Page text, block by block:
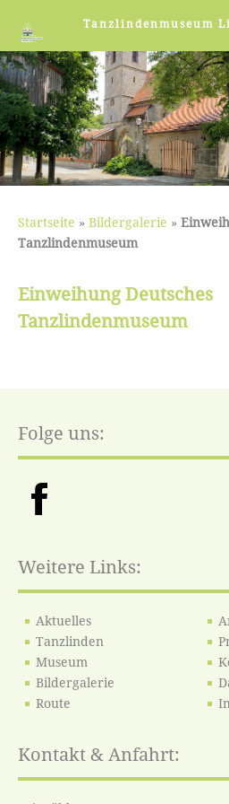
Tanzlindenmuseum
Startseite » Bildergalerie »
Tanzlindenmuseum
Einweihung Deutsches
Tanzlindenmuseum
Folge uns:
Weitere Links:
Aktuelles
Tanzlinden
Museum
Bildergalerie
Route
Kontakt & Anfahrt: